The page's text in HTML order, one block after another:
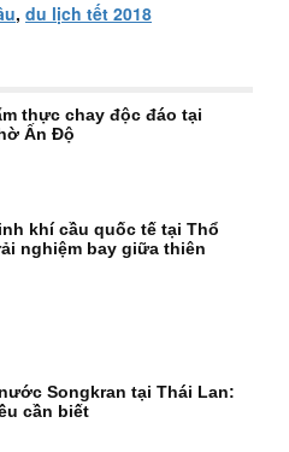
, du lịch tết 2018
thực chay độc đáo tại
Ấn Độ
khí cầu quốc tế tại Thổ
nghiệm bay giữa thiên
Songkran tại Thái Lan:
cần biết